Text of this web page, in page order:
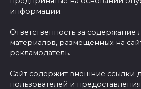
информации.
Ответственность за
материалов, размещенных на
рекламодатель.
Сайт содержит внешние ссылки
пользователей и